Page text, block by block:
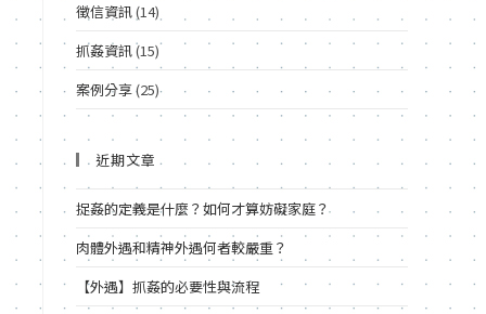
徵信資訊(14)
抓姦資訊(15)
案例分享(25)
近期文章
捉姦的定義是什麼？如何才算妨礙家庭？
肉體外遇和精神外遇何者較嚴重？
【外遇】抓姦的必要性與流程